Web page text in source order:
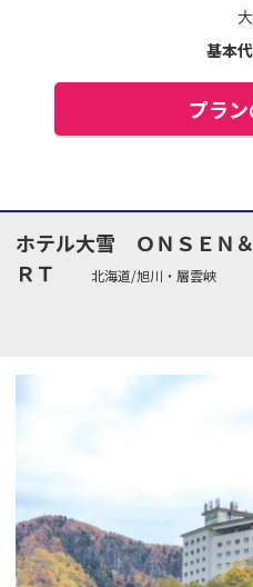
基本
プラ
ホテル大雪 ＯＮＳＥＮ
ＲＴ
北海道/旭川・層雲峡